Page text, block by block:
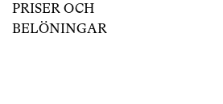
PRISER OCH
BELÖNINGAR